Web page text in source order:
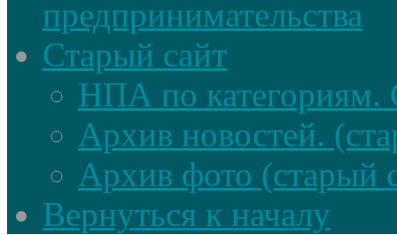
предпринимательства
Старый сайт
НПА по категориям.
Архив новостей.
Архив фото (старый
Вернуться к началу